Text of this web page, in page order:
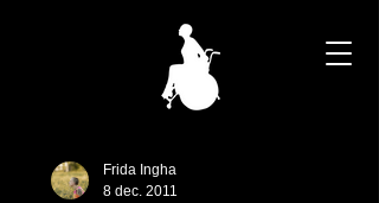
Frida Ingha
8 dec. 2011